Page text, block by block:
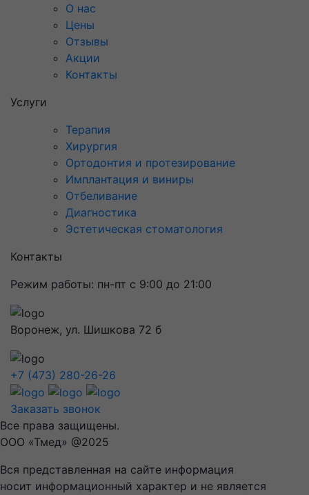
О нас
Цены
Отзывы
Акции
Контакты
Услуги
Терапия
Хирургия
Ортодонтия и протезирование
Имплантация и виниры
Отбеливание
Диагностика
Эстетическая стоматология
Контакты
Режим работы: пн-пт с 9:00 до 21:00
Воронеж, ул. Шишкова 72 б
+7 (473) 280-26-26
Заказать звонок
Все права защищены.
ООО «Тмед» @2025
Вся представленная на сайте информация
носит информационный характер и не является